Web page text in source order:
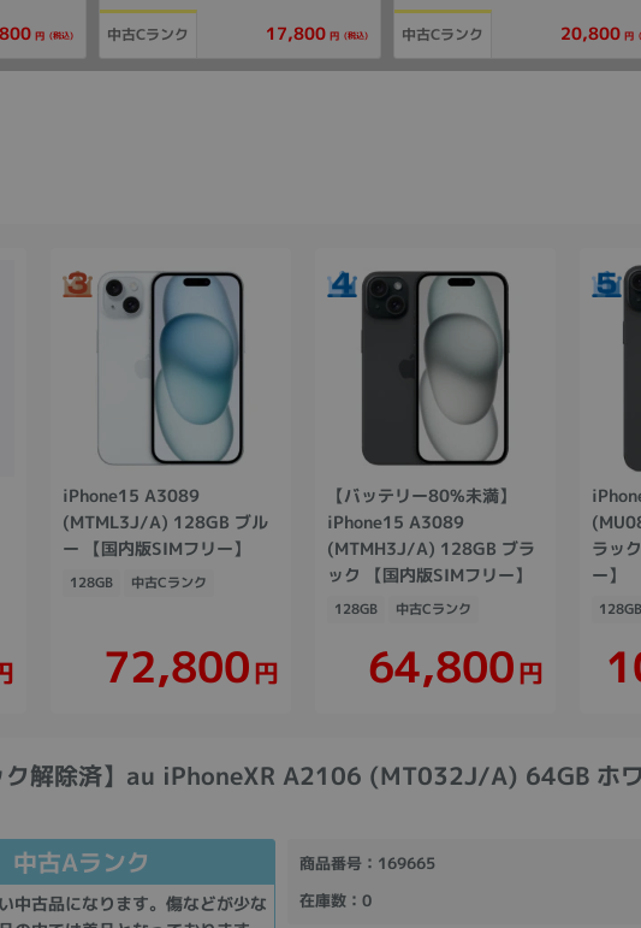
円 (税込) 中古Cランク 17,800 円 (税込) 中古Cランク 20,800 円
iPhone15 A3089
(MTML3J/A) 128GB ブル
ー 【国内版SIMフリー】
128GB 中古Cランク
72,800円
【バッテリー80%未満】
iPhone15 A3089
(MTMH3J/A) 128GB ブラ
ック 【国内版SIMフリー】
128GB 中古Cランク
64,800円
ラッ
ー】
128GB
ク解除済】au iPhoneXR A2106 (MT032J/A) 64GB ホ
中古Aランク
中古品になります。傷などが少な
商品番号：169665
在庫数：0